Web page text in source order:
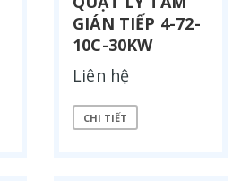
GIÁN TIẾP 4-72-
10C-30KW
Liên hệ
CHI TIẾT